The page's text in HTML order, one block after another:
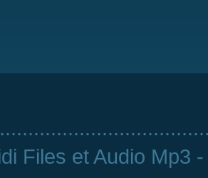
Files et Audio Mp3